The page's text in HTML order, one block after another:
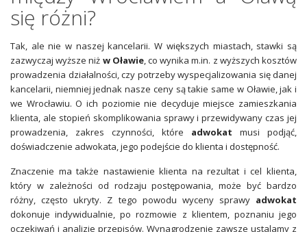
się różni?
Tak, ale nie w naszej kancelarii. W większych miastach, stawki są
zazwyczaj wyższe niż w Oławie, co wynika m.in. z wyższych kosztów
prowadzenia działalności, czy potrzeby wyspecjalizowania się danej
kancelarii, niemniej jednak nasze ceny są takie same w Oławie, jak i
we Wrocławiu. O ich poziomie nie decyduje miejsce zamieszkania
klienta, ale stopień skomplikowania sprawy i przewidywany czas jej
prowadzenia, zakres czynności, które adwokat musi podjąć,
doświadczenie adwokata, jego podejście do klienta i dostępność.
Znaczenie ma także nastawienie klienta na rezultat i cel klienta,
który w zależności od rodzaju postępowania, może być bardzo
różny, często ukryty. Z tego powodu wyceny sprawy adwokat
dokonuje indywidualnie, po rozmowie z klientem, poznaniu jego
oczekiwań i analizie przepisów. Wynagrodzenie zawsze ustalamy z